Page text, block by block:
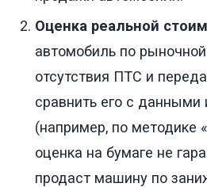
Оценка реальной
автомобиль по
отсутствия ПТС и
сравнить его с
(например, по методике
оценка на бумаге не
продаст машину по